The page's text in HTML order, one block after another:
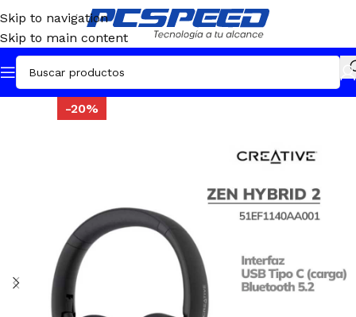
Skip to navigation
Skip to main content
-20%